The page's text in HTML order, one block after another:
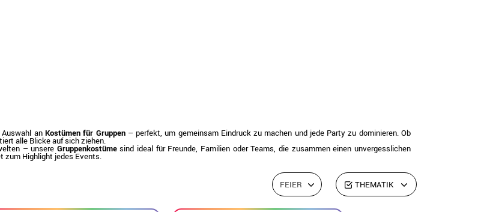
an Kostümen für Gruppen– perfekt, um gemeinsam Eindruck zu machen und jede Party zu dominieren. Ob
alle Blicke auf sich ziehen.
– unsere Gruppenkostümesind ideal für Freunde, Familien oder Teams, die zusammen einen unvergesslichen
zum Highlight jedes Events.
FEIER THEMATIK